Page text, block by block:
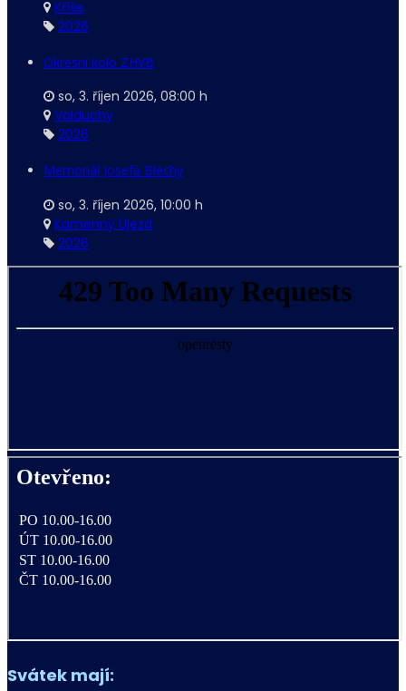
Kříše
2026
Okresní kolo ZHVB
so, 3. říjen 2026, 08:00 h
Volduchy
2026
Memoriál Josefa Blechy
so, 3. říjen 2026, 10:00 h
Kamenný Újezd
2026
Svátek mají: